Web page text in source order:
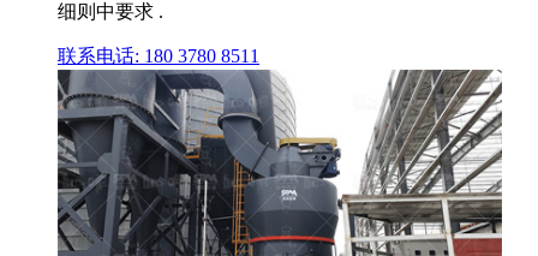
细则中要求 .
联系电话: 180 3780 8511